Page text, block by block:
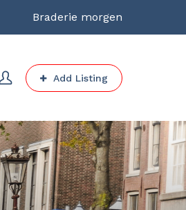
Braderie morgen
Add Listing